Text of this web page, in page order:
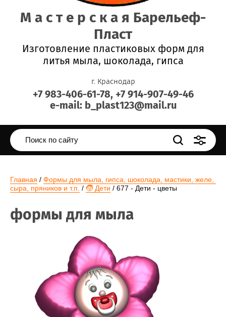
М а с т е р с к а я Барельеф-
Пласт
Изготовление пластиковых форм для
литья мыла, шоколада, гипса
г. Краснодар
+7 983-406-61-78, +7 914-907-49-46
e-mail: b_plast123@mail.ru
Главная / Формы для мыла, гипса, шоколада, мастики, желе,
сыра, пряников и т.п. / 🧒 Дети / 677 - Дети - цветы
формы для мыла